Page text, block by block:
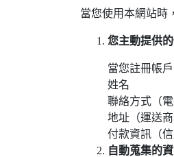
當您使用本網站時
您主動提供
當您註冊帳
姓名
聯絡方式（
地址（運送商
付款資訊（
自動蒐集的